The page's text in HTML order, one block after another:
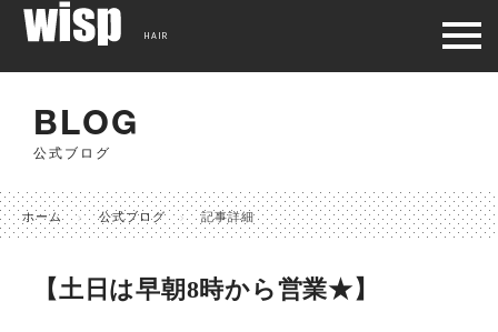
BLOG
公式ブログ
ホーム 公式ブログ 記事詳細
【土日は早朝8時から営業★】
HAIR